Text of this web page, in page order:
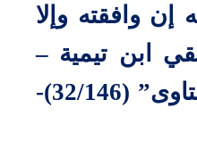
وافقته وإلا
ابن تيمية –
كما في “مجموع الفتاوى” (32/146)-